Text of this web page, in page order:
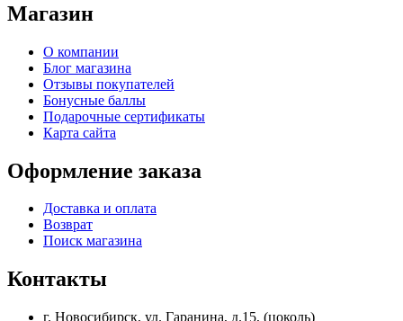
Магазин
О компании
Блог магазина
Отзывы покупателей
Бонусные баллы
Подарочные сертификаты
Карта сайта
Оформление заказа
Доставка и оплата
Возврат
Поиск магазина
Контакты
г. Новосибирск, ул. Гаранина, д.15, (цоколь)